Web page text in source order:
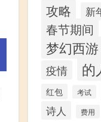
攻略 新
春节期间
梦幻西游
疫情 的
红包 考试
诗人 费用